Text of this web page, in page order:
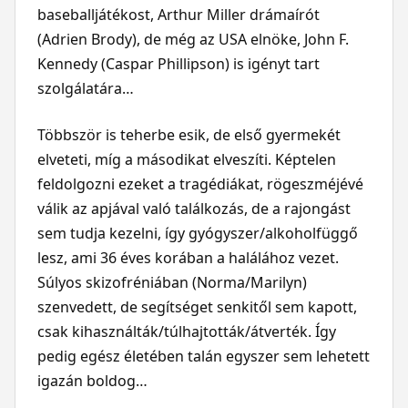
baseballjátékost, Arthur Miller drámaírót
(Adrien Brody), de még az USA elnöke, John F.
Kennedy (Caspar Phillipson) is igényt tart
szolgálatára…
Többször is teherbe esik, de első gyermekét
elveteti, míg a másodikat elveszíti. Képtelen
feldolgozni ezeket a tragédiákat, rögeszméjévé
válik az apjával való találkozás, de a rajongást
sem tudja kezelni, így gyógyszer/alkoholfüggő
lesz, ami 36 éves korában a halálához vezet.
Súlyos skizofréniában (Norma/Marilyn)
szenvedett, de segítséget senkitől sem kapott,
csak kihasználták/túlhajtották/átverték. Így
pedig egész életében talán egyszer sem lehetett
igazán boldog…